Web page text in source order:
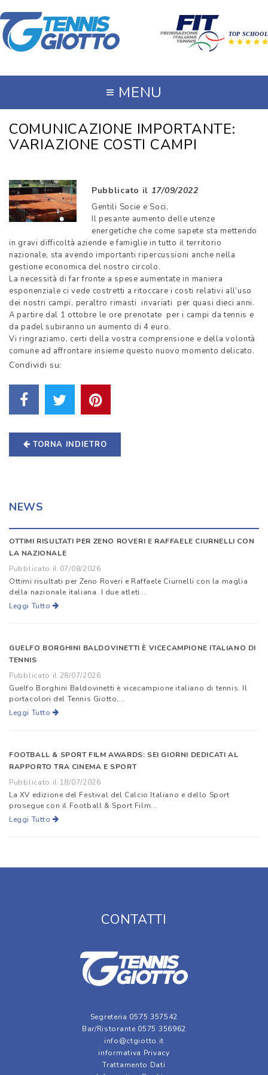
≡ MENU
COMUNICAZIONE IMPORTANTE:
VARIAZIONE COSTI CAMPI
Pubblicato il 17/09/2022
Gentili Socie e Soci,
Il pesante aumento delle utenze
energetiche che come sapete sta mettendo
in gravi difficoltà aziende e famiglie in tutto il territorio
nazionale, sta avendo importanti ripercussioni anche nella
gestione economica del nostro circolo.
La necessità di far fronte a spese aumentate in maniera
esponenziale ci vede costretti a ritoccare i costi relativi all’uso
dei nostri campi, peraltro rimasti invariati per quasi dieci anni.
A partire dal 1 ottobre le ore prenotate per i campi da tennis e
da padel subiranno un aumento di 4 euro.
Vi ringraziamo, certi della vostra comprensione e della volontà
comune ad affrontare insieme questo nuovo momento delicato.
Condividi su:
TORNA INDIETRO
NEWS
OTTIMI RISULTATI PER ZENO ROVERI E RAFFAELE CIURNELLI CON
LA NAZIONALE
Pubblicato il 07/08/2026
Ottimi risultati per Zeno Roveri e Raffaele Ciurnelli con la maglia
della nazionale italiana. I due atleti...
Leggi Tutto
GUELFO BORGHINI BALDOVINETTI È VICECAMPIONE ITALIANO DI
TENNIS
Pubblicato il 28/07/2026
Guelfo Borghini Baldovinetti è vicecampione italiano di tennis. Il
portacolori del Tennis Giotto,...
Leggi Tutto
FOOTBALL & SPORT FILM AWARDS: SEI GIORNI DEDICATI AL
RAPPORTO TRA CINEMA E SPORT
Pubblicato il 18/07/2026
La XV edizione del Festival del Calcio Italiano e dello Sport
prosegue con il Football & Sport Film...
Leggi Tutto
CONTATTI
Segreteria 0575 357542
Bar/Ristorante 0575 356962
info@ctgiotto.it
informativa Privacy
Trattamento Dati